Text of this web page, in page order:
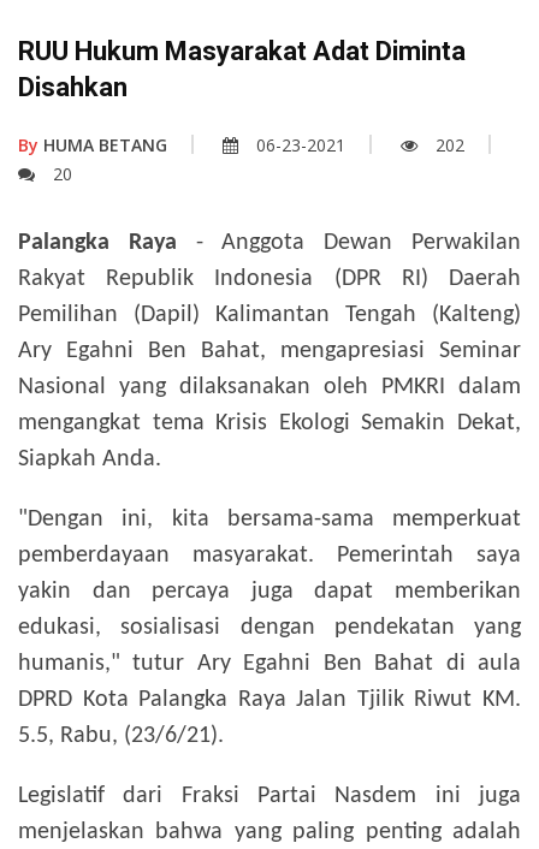
RUU Hukum Masyarakat Adat Diminta
Disahkan
By HUMA BETANG 06-23-2021
202
20
Palangka Raya - Anggota Dewan Perwakilan
Rakyat Republik Indonesia (DPR RI) Daerah
Pemilihan (Dapil) Kalimantan Tengah (Kalteng)
Ary Egahni Ben Bahat, mengapresiasi Seminar
Nasional yang dilaksanakan oleh PMKRI dalam
mengangkat tema Krisis Ekologi Semakin Dekat,
Siapkah Anda.
"Dengan ini, kita bersama-sama memperkuat
pemberdayaan masyarakat. Pemerintah saya
yakin dan percaya juga dapat memberikan
edukasi, sosialisasi dengan pendekatan yang
humanis," tutur Ary Egahni Ben Bahat di aula
DPRD Kota Palangka Raya Jalan Tjilik Riwut KM.
5.5, Rabu, (23/6/21).
Legislatif dari Fraksi Partai Nasdem ini juga
menjelaskan bahwa yang paling penting adalah